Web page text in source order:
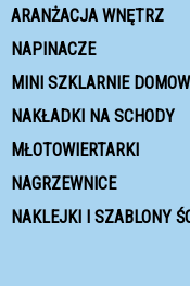
ARANŻACJA WNĘTRZ
NAPINACZE
MINI SZKLARNIE
NAKŁADKI NA SCHODY
MŁOTOWIERTARKI
NAGRZEWNICE
NAKLEJKI I SZABLONY